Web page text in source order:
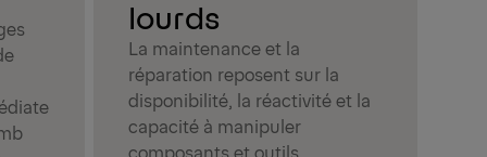
lourds
La maintenance et la
réparation reposent sur la
disponibilité, la réactivité et la
capacité à manipuler
composants et outils